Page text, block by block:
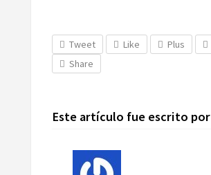
Tweet Like Plus
Share
Este artículo fue escrito por